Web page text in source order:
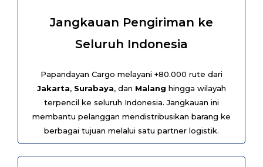
Jangkauan Pengiriman ke
Seluruh Indonesia
Papandayan Cargo melayani +80.000 rute dari
Jakarta, Surabaya, dan Malang hingga wilayah
terpencil ke seluruh Indonesia. Jangkauan ini
membantu pelanggan mendistribusikan barang ke
berbagai tujuan melalui satu partner logistik.